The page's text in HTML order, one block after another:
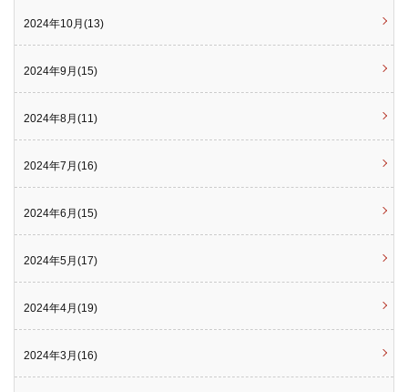
2024年10月(13)
2024年9月(15)
2024年8月(11)
2024年7月(16)
2024年6月(15)
2024年5月(17)
2024年4月(19)
2024年3月(16)